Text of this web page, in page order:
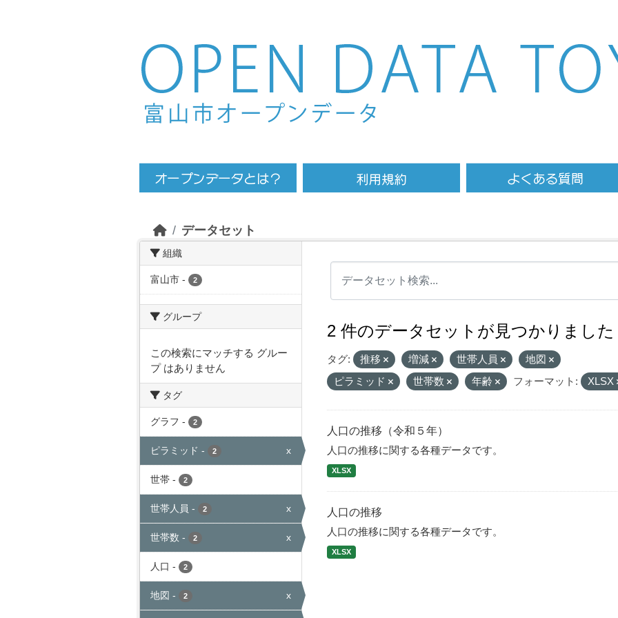
Skip to main content
データセット
組織
富山市 - 2
グループ
この検索にマッチする グルー
プ はありません
タグ
グラフ - 2
ピラミッド - 2 x
世帯 - 2
世帯人員 - 2 x
世帯数 - 2 x
人口 - 2
地図 - 2 x
2 件のデータセットが見つかりました
タグ: 推移 増減 世帯人員
地図
ピラミッド
世帯数 年齢 フォーマット: XLSX
人口の推移（令和５年）
人口の推移に関する各種データです。
XLSX
人口の推移
人口の推移に関する各種データです。
XLSX